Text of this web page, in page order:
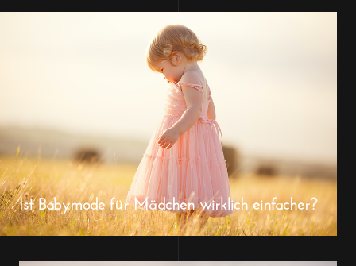
Ist Babymode für Mädchen wirklich einfacher?